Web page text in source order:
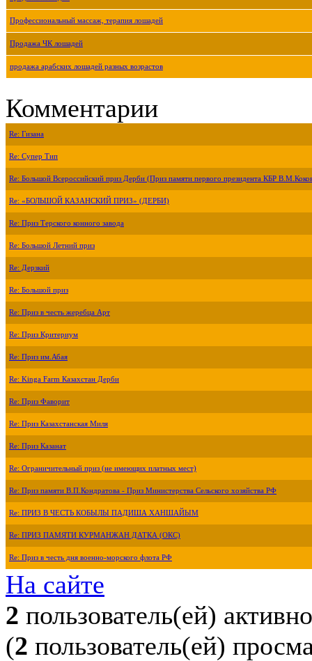
Профессиональный массаж, терапия лошадей
Продажа ЧК лошадей
продажа арабских лошадей разных возрастов
Комментарии
Re: Гизана
Re: Супер Тип
Re: Большой Всероссийский приз Дерби (Приз памяти первого президента КБР
Re: «БОЛЬШОЙ КАЗАНСКИЙ ПРИЗ» (ДЕРБИ)
Re: Приз Терского конного завода
Re: Большой Летний приз
Re: Дерзкий
Re: Большой приз
Re: Приз в честь жеребца Арт
Re: Приз Критериум
Re: Приз им.Абая
Re: Kinga Farm Казахстан Дерби
Re: Приз Фаворит
Re: Приз Казахстанская Миля
Re: Приз Казанат
Re: Ограничительный приз (не имеющих платных мест)
Re: Приз памяти В.П.Кондратова - Приз Министерства Сельского хозяйства РФ
Re: ПРИЗ В ЧЕСТЬ КОБЫЛЫ ПАДИША ХАНШАЙЫМ
Re: ПРИЗ ПАМЯТИ КУРМАНЖАН ДАТКА (ОКС)
Re: Приз в честь дня военно-морского флота РФ
На сайте
2 пользователь(ей) активно
(2 пользователь(ей)